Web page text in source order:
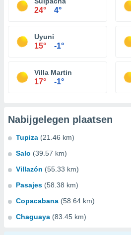
24° 4°
Uyuni
15° -1°
Villa Martin
17° -1°
Nabijgelegen plaatsen
Tupiza (21.46 km)
Salo (39.57 km)
Villazón (55.33 km)
Pasajes (58.38 km)
Copacabana (58.64 km)
Chaguaya (83.45 km)